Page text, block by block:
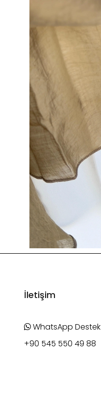
İletişim
WhatsApp Destek
+90 545 550 49 88